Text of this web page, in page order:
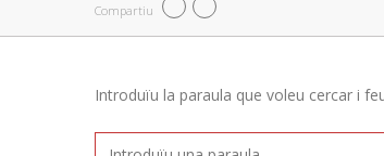
Compartiu
Introduïu la paraula que voleu cercar i